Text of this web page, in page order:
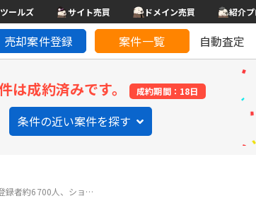
ールズ サイト売買 ドメイン売買 紹介
売却案件登録 案件一覧 自動査定
は成約済みです。 成約期間：18日
条件の近い案件を探す
録者約6700人、ショ…